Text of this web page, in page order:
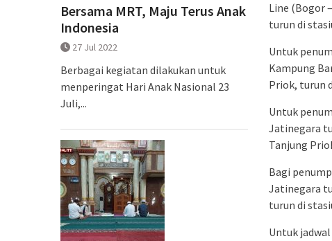
Line (Bogor
turun di
Untuk
Kampung
Priok, turun
Untuk
Jatinegara
Tanjung
Bagi
Jatinegara
turun di
Untuk
Bersama MRT, Maju Terus Anak
Indonesia
27 Jul 2022
Berbagai kegiatan dilakukan untuk
menperingat Hari Anak Nasional 23
Juli,...